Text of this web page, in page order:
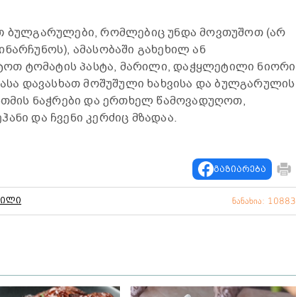
ბულგარულები, რომლებიც უნდა მოვთუშოთ (არ
ამასობაში გახეხილ ან
ტომატის პასტა, მარილი, დაჭყლეტილი ნიორი
დავასხათ მოშუშული ხახვისა და ბულგარულის
ნაჭრები და ერთხელ წამოვადუღოთ,
და ჩვენი კერძიც მზადაა.
გაზიარება
ნანახია: 10883